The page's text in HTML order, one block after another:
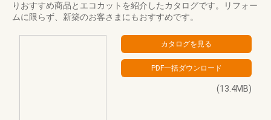
りおすすめ商品とエコカットを紹介したカタログです。リフォー
ムに限らず、新築のお客さまにもおすすめです。
(13.4MB)